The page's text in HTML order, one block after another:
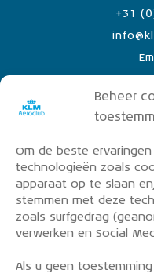
Beheer
Om de beste
technologieën zoals
apparaat op te slaan
stemmen met deze
zoals surfgedrag
verwerken en Social
Als u geen
+31
OVER